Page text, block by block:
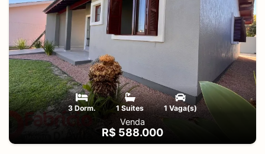
3 Dorm. 1 Suites 1 Vaga(s)
Venda
R$ 588.000